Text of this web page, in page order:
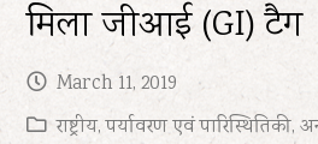
मिला जीआई (GI) टैग
March 11, 2019
राष्ट्रीय,पर्यावरण एवं पारिस्थितिकी,